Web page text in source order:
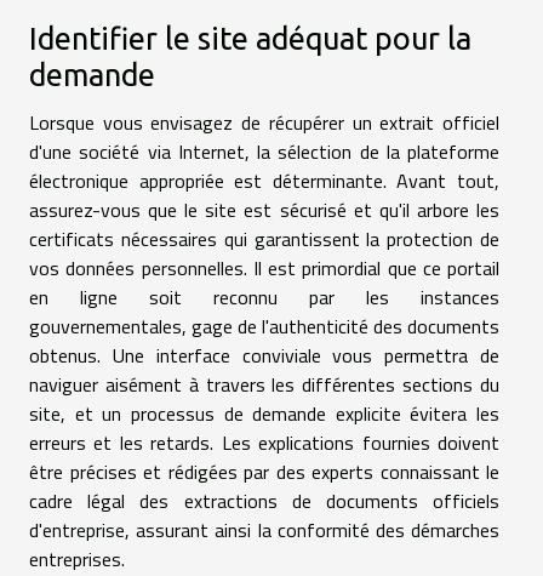
Identifier le site adéquat pour la
demande
Lorsque vous envisagez de récupérer un extrait officiel
d'une société via Internet, la sélection de la plateforme
électronique appropriée est déterminante. Avant tout,
assurez-vous que le site est sécurisé et qu'il arbore les
certificats nécessaires qui garantissent la protection de
vos données personnelles. Il est primordial que ce portail
en ligne soit reconnu par les instances
gouvernementales, gage de l'authenticité des documents
obtenus. Une interface conviviale vous permettra de
naviguer aisément à travers les différentes sections du
site, et un processus de demande explicite évitera les
erreurs et les retards. Les explications fournies doivent
être précises et rédigées par des experts connaissant le
cadre légal des extractions de documents officiels
d'entreprise, assurant ainsi la conformité des démarches
entreprises.